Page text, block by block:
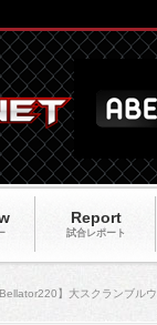
Report
試合レポート
Bellator220】大スクランブル